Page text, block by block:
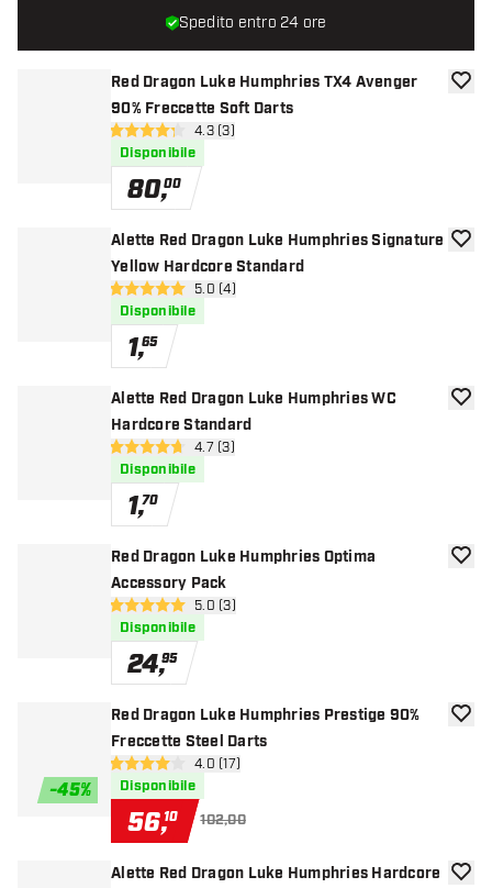
Red Dragon Luke Humphries TX4 Avenger
90% Freccette Soft Darts
apri pannello recensioni
4.3 stelle di valutazione
4.3 (3)
Disponibile
80,00
Alette Red Dragon Luke Humphries Signature
Yellow Hardcore Standard
apri pannello recensioni
5 stelle di valutazione
5.0 (4)
Disponibile
1,65
Alette Red Dragon Luke Humphries WC
Hardcore Standard
apri pannello recensioni
4.7 stelle di valutazione
4.7 (3)
Disponibile
1,70
Red Dragon Luke Humphries Optima
Accessory Pack
apri pannello recensioni
5 stelle di valutazione
5.0 (3)
Disponibile
24,95
-45%
Red Dragon Luke Humphries Prestige 90%
Freccette Steel Darts
apri pannello recensioni
4 stelle di valutazione
4.0 (17)
Disponibile
56,10 102,00
Alette Red Dragon Luke Humphries Hardcore
Spedito entro 24 ore